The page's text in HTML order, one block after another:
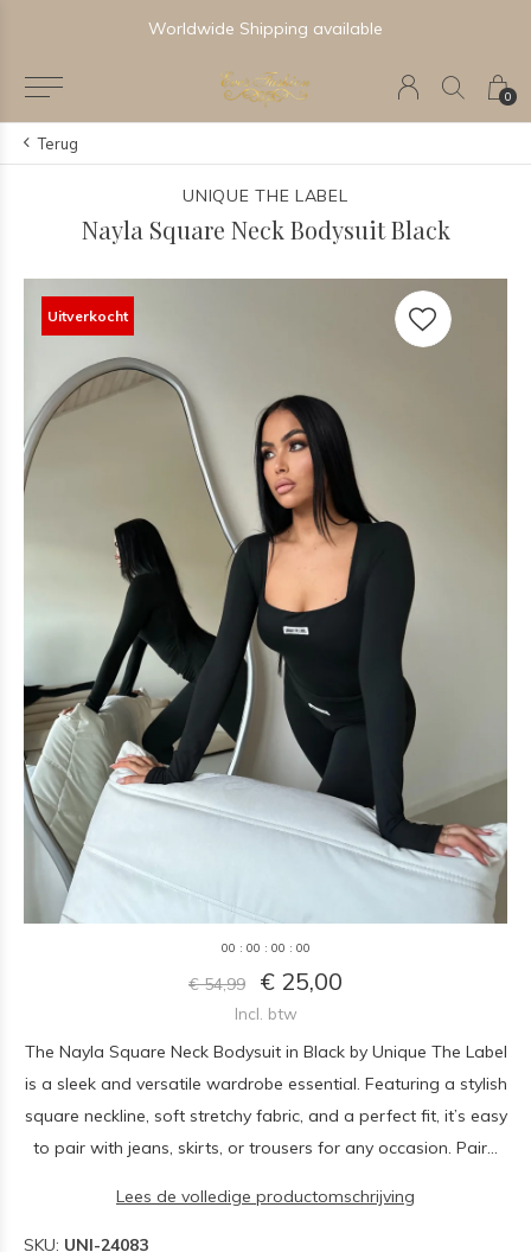
0
Worldwide Shipping available
Terug
UNIQUE THE LABEL
Nayla Square Neck Bodysuit Black
Uitverkocht
00 : 00 : 00 : 00
€ 54,99 € 25,00
Incl. btw
The Nayla Square Neck Bodysuit in Black by Unique The Label
is a sleek and versatile wardrobe essential. Featuring a stylish
square neckline, soft stretchy fabric, and a perfect fit, it’s easy
to pair with jeans, skirts, or trousers for any occasion. Pair...
Lees de volledige productomschrijving
SKU: UNI-24083